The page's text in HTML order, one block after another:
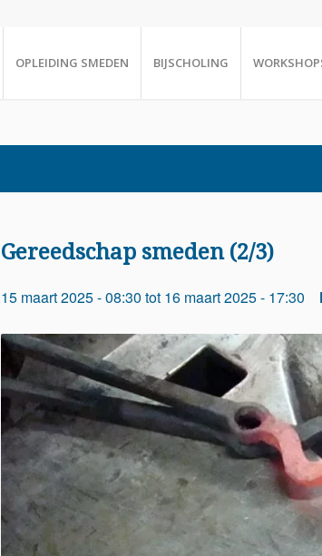
OPLEIDING SMEDEN BIJSCHOLING
Gereedschap smeden (2/3)
15 maart 2025 - 08:30 tot 16 maart 2025 - 17:30